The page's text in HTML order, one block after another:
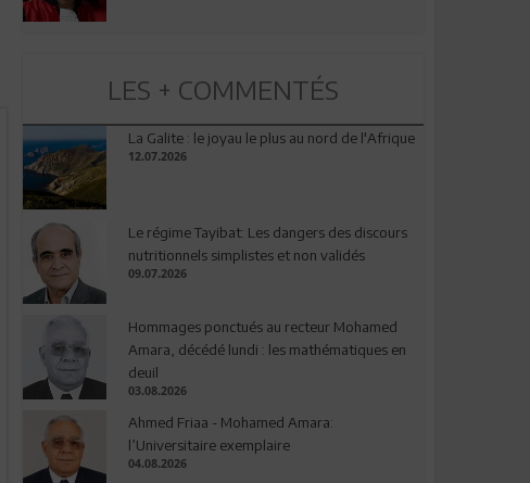
LES + COMMENTÉS
La Galite : le joyau le plus au nord de l'Afrique
12.07.2026
Le régime Tayibat: Les dangers des discours
nutritionnels simplistes et non validés
09.07.2026
Hommages ponctués au recteur Mohamed
Amara, décédé lundi : les mathématiques en
deuil
03.08.2026
Ahmed Friaa - Mohamed Amara:
l’Universitaire exemplaire
04.08.2026